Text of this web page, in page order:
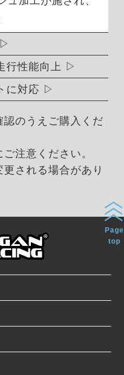
行性能向上
に対応
のうえご購入くだ
注意ください。
される場合があり
Page
top